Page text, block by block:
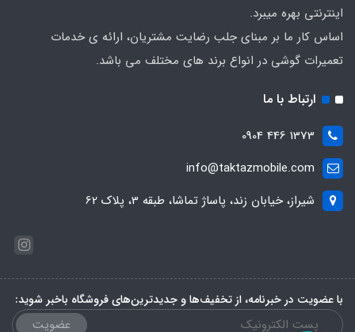
اینترنتی بهره میبرد.
اساس کار ما بر مبنای جلب رضایت مشتریان، ارائه ی خدمات
تعمیرات گوشی در انواع برند های مختلف می باشد.
ارتباط با ما
1373 446 0904
info@taktazmobile.com
شیراز، خیابان زند، پاساژ تماشا، طبقه 3، پلاک 62
با عضویت در خبرنامه، از تخفیف‌ها و جدیدترین‌های فروشگاه باخبر شوید:
عضویت